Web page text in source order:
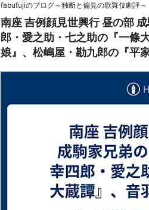
fabufujiのブログ～独断と偏見の歌舞伎劇評～
南座 吉例顔見世興行 昼の部
郎・愛之助・七之助の『一條
娘』、松嶋屋・勘九郎の『平